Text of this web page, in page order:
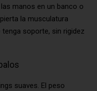
manos en un banco o
la musculatura
soporte, sin rigidez
suaves. El peso